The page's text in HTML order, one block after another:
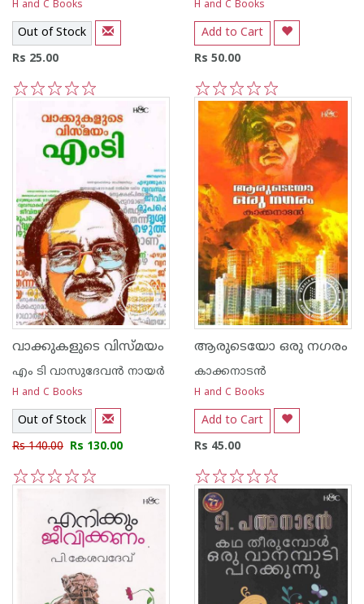
H and C Books
Out of Stock
Rs 25.00
H and C Books
Add to Cart
Rs 50.00
5
4
3
2
1
വാക്കുകളുടെ വിസ്മയം
എം ടി വാസുദേവന്‍ നായര്‍
H and C Books
Out of Stock
Rs 140.00 Rs 130.00
ആരുടെയോ ഒരു നഗരം
കാക്കനാടന്‍
H and C Books
Add to Cart
Rs 45.00
5
4
3
2
1